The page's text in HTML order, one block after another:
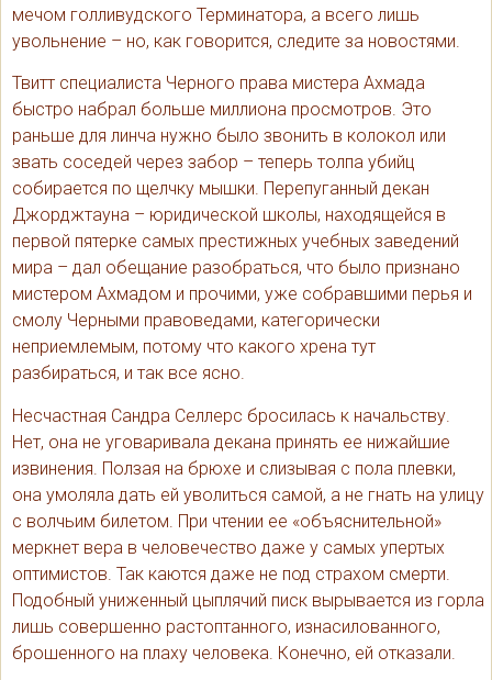
мечом голливудского Терминатора, а всего лишь
увольнение – но, как говорится, следите за новостями.
Твитт специалиста Черного права мистера Ахмада
быстро набрал больше миллиона просмотров. Это
раньше для линча нужно было звонить в колокол или
звать соседей через забор – теперь толпа убийц
собирается по щелчку мышки. Перепуганный декан
Джорджтауна – юридической школы, находящейся в
первой пятерке самых престижных учебных заведений
мира – дал обещание разобраться, что было признано
мистером Ахмадом и прочими, уже собравшими перья и
смолу Черными правоведами, категорически
неприемлемым, потому что какого хрена тут
разбираться, и так все ясно.
Несчастная Сандра Селлерс бросилась к начальству.
Нет, она не уговаривала декана принять ее нижайшие
извинения. Ползая на брюхе и слизывая с пола плевки,
она умоляла дать ей уволиться самой, а не гнать на улицу
с волчьим билетом. При чтении ее «объяснительной»
меркнет вера в человечество даже у самых упертых
оптимистов. Так каются даже не под страхом смерти.
Подобный униженный цыплячий писк вырывается из горла
лишь совершенно растоптанного, изнасилованного,
брошенного на плаху человека. Конечно, ей отказали.